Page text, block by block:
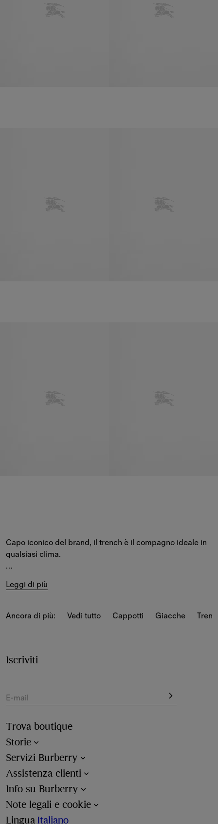
Capo iconico del brand, il trench è il compagno ideale in
qualsiasi clima.
dalla collezione Heritage
stagione realizzate in cotone leggero, calda lana e pelle
in vari colori, dal tradizionale beige miele alle novità
Leggi di più
Ancora di più: Vedi tutto Cappotti Giacche
Iscriviti
E-mail
Trova boutique
Storie
Servizi Burberry
Assistenza clienti
Info su Burberry
Note legali e cookie
Lingua Italiano